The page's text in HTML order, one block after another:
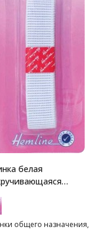
белая
общего назначения,